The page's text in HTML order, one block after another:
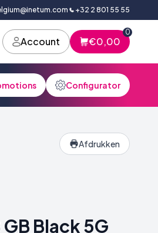
+32 2 801 55 55
Account €0,00
0
Configurator
Afdrukken
Black 5G